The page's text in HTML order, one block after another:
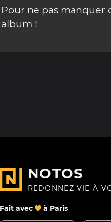
Pour ne pas manquer
album !
NOTOS
REDONNEZ VIE À
Fait avec à Paris